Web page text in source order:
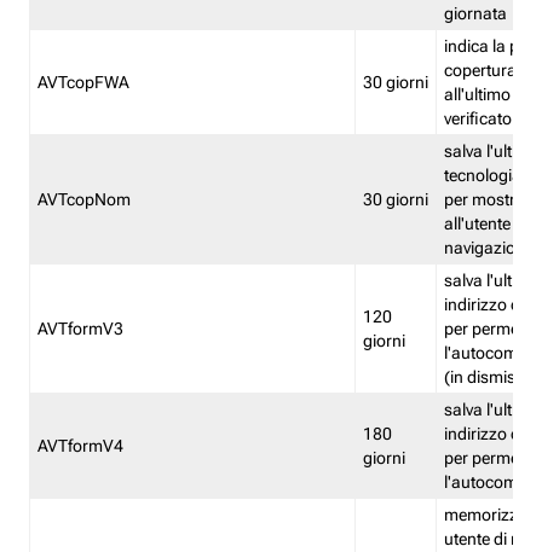
giornata
AVTcopFWA 30 giorni
indica la
copertura
all'ultimo
verificato
AVTcopNom 30 giorni
salva l'ultima
tecnologia
per
all'utente
navigazione
AVTformV3
120
giorni
salva l'ultimo
indirizzo di
per
(in
AVTformV4
180
giorni
salva l'ultimo
indirizzo di
per
memorizza
utente di